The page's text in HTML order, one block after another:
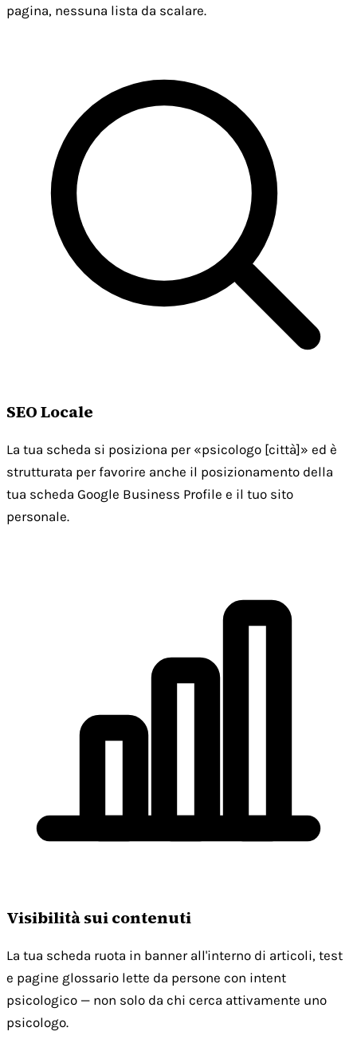
pagina, nessuna lista da scalare.
SEO Locale
La tua scheda si posiziona per «psicologo [città]» ed è
strutturata per favorire anche il posizionamento della
tua scheda Google Business Profile e il tuo sito
personale.
Visibilità sui contenuti
La tua scheda ruota in banner all'interno di articoli, test
e pagine glossario lette da persone con intent
psicologico — non solo da chi cerca attivamente uno
psicologo.